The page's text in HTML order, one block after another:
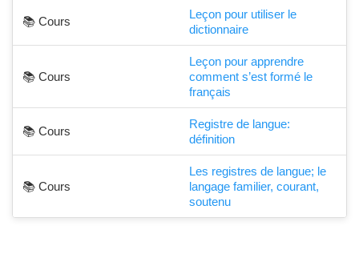
📚 Cours
Leçon pour utiliser le
dictionnaire
📚 Cours
Leçon pour apprendre
comment s’est formé le
français
📚 Cours
Registre de langue:
définition
📚 Cours
Les registres de langue; le
langage familier, courant,
soutenu